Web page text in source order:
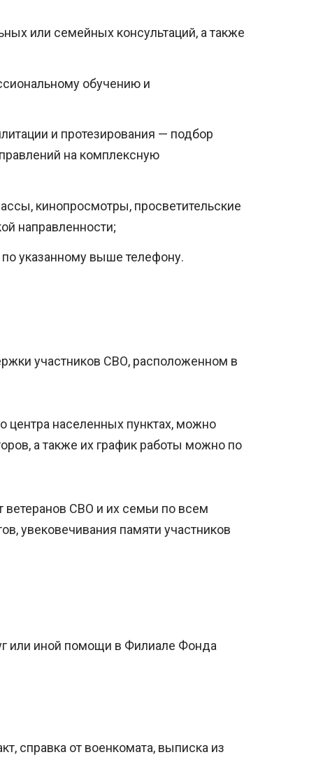
или семейных консультаций, а также
обучению и
и протезирования — подбор
на комплексную
кинопросмотры, просветительские
направленности;
указанному выше телефону.
участников СВО, расположенном в
центра населенных пунктах, можно
а также их график работы можно по
СВО и их семьи по всем
увековечивания памяти участников
или иной помощи в Филиале Фонда
справка от военкомата, выписка из